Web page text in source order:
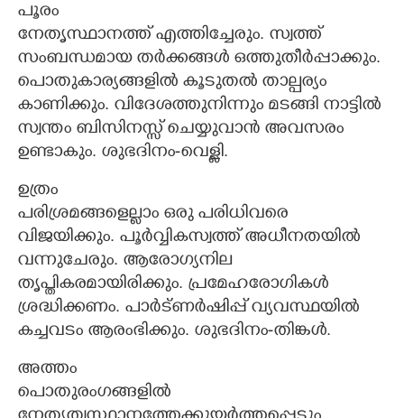
പൂരം
നേതൃസ്ഥാനത്ത് എത്തിച്ചേരും. സ്വത്ത്
സംബന്ധമായ തർക്കങ്ങൾ ഒത്തുതീർപ്പാക്കും.
പൊതുകാര്യങ്ങളിൽ കൂടുതൽ താല്പര്യം
കാണിക്കും. വിദേശത്തുനിന്നും മടങ്ങി നാട്ടിൽ
സ്വന്തം ബിസിനസ്സ് ചെയ്യുവാൻ അവസരം
ഉണ്ടാകും. ശുഭദിനം-വെള്ളി.
ഉത്രം
പരിശ്രമങ്ങളെല്ലാം ഒരു പരിധിവരെ
വിജയിക്കും. പൂർവ്വികസ്വത്ത് അധീനതയിൽ
വന്നുചേരും. ആരോഗ്യനില
തൃപ്തികരമായിരിക്കും. പ്രമേഹരോഗികൾ
ശ്രദ്ധിക്കണം. പാർട്ണർഷിപ്പ് വ്യവസ്ഥയിൽ
കച്ചവടം ആരംഭിക്കും. ശുഭദിനം-തിങ്കൾ.
അത്തം
പൊതുരംഗങ്ങളിൽ